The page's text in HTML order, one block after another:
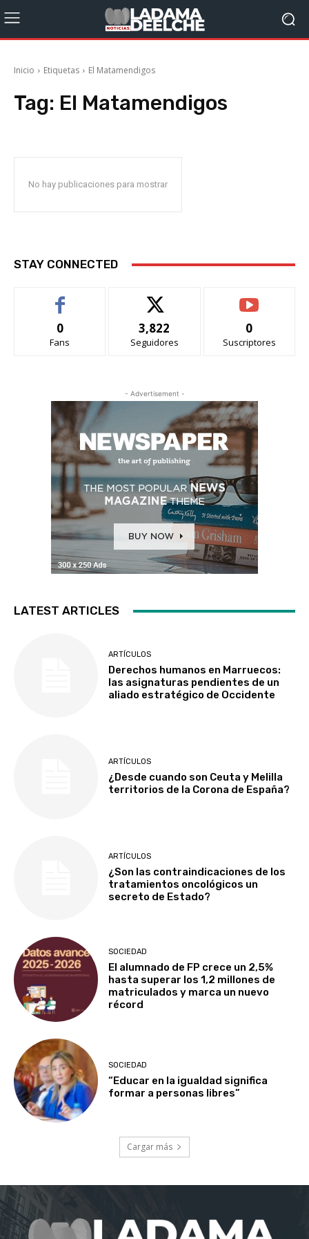
Inicio Etiquetas El Matamendigos
Tag: El Matamendigos
No hay publicaciones para mostrar
STAY CONNECTED
0
Fans
3,822
Seguidores
0
Suscriptores
- Advertisement -
LATEST ARTICLES
ARTÍCULOS
Derechos humanos en Marruecos:
las asignaturas pendientes de un
aliado estratégico de Occidente
ARTÍCULOS
¿Desde cuando son Ceuta y Melilla
territorios de la Corona de España?
ARTÍCULOS
¿Son las contraindicaciones de los
tratamientos oncológicos un
secreto de Estado?
SOCIEDAD
El alumnado de FP crece un 2,5%
hasta superar los 1,2 millones de
matriculados y marca un nuevo
récord
SOCIEDAD
“Educar en la igualdad significa
formar a personas libres”
Cargar más